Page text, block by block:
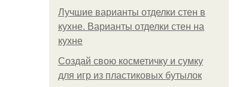
Лучшие варианты отделки стен в
кухне. Варианты отделки стен на
кухне
Создай свою косметичку и сумку
для игр из пластиковых бутылок